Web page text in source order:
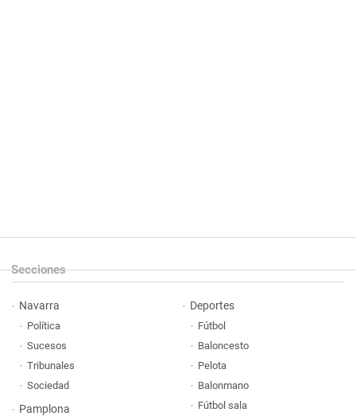
Secciones
Navarra
Política
Sucesos
Tribunales
Sociedad
Pamplona
Deportes
Fútbol
Baloncesto
Pelota
Balonmano
Fútbol sala